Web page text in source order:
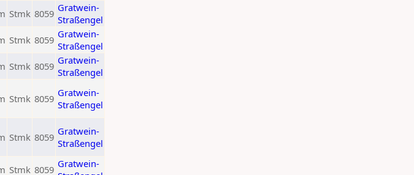
Stmk 8059 Gratwein-
Straßengel
Stmk 8059 Gratwein-
Straßengel
Stmk 8059 Gratwein-
Straßengel
Stmk 8059 Gratwein-
Straßengel
Stmk 8059 Gratwein-
Straßengel
Stmk 8059 Gratwein-